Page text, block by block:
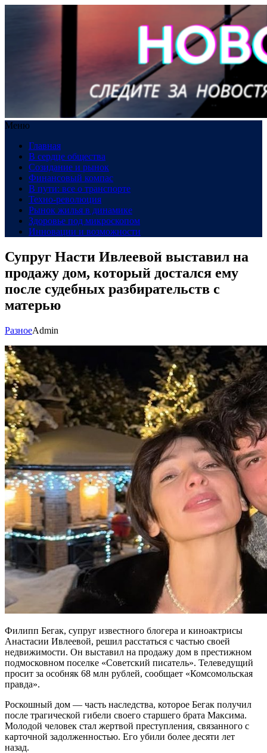
Меню
Главная
В сердце общества
Созидание и рынок
Финансовый компас
В пути: все о транспорте
Техно-революция
Рынок жилья в динамике
Здоровье под микроскопом
Инновации и возможности
Супруг Насти Ивлеевой выставил на
продажу дом, который достался ему
после судебных разбирательств с
матерью
РазноеAdmin
Филипп Бегак, супруг известного блогера и киноактрисы
Анастасии Ивлеевой, решил расстаться с частью своей
недвижимости. Он выставил на продажу дом в престижном
подмосковном поселке «‎Советский писатель». Телеведущий
просит за особняк 68 млн рублей, сообщает «Комсомольская
правда».
Роскошный дом — часть наследства, которое Бегак получил
после трагической гибели своего старшего брата Максима.
Молодой человек стал жертвой преступления, связанного с
карточной задолженностью. Его убили более десяти лет
назад.